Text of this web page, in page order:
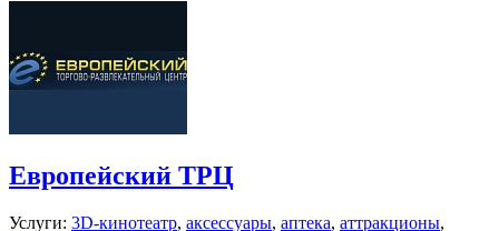
Европейский ТРЦ
Услуги: 3D-кинотеатр, аксессуары, аптека, аттракционы,